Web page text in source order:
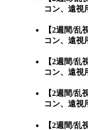
コン、遠視
【2週間/
コン、遠視
【2週間/
コン、遠視
【2週間/
コン、遠視
【2週間/